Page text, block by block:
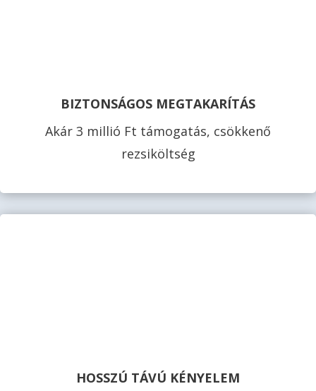
BIZTONSÁGOS MEGTAKARÍTÁS
Akár 3 millió Ft támogatás, csökkenő
rezsiköltség
HOSSZÚ TÁVÚ KÉNYELEM